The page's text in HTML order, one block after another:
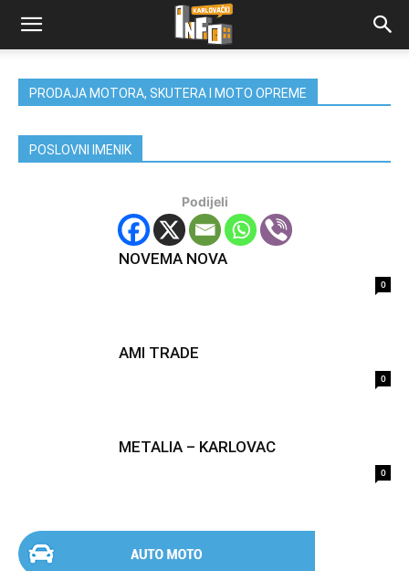
PRODAJA MOTORA, SKUTERA I MOTO OPREME
POSLOVNI IMENIK
Podijeli
NOVEMA NOVA
0
AMI TRADE
0
METALIA – KARLOVAC
0